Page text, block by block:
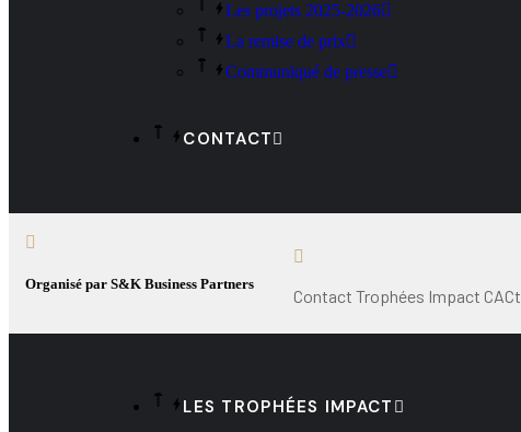
Les projets 2025-2026
La remise de prix
Communiqué de presse
CONTACT
Organisé par S&K Business Partners
Contact Trophées Impact
LES TROPHÉES IMPACT